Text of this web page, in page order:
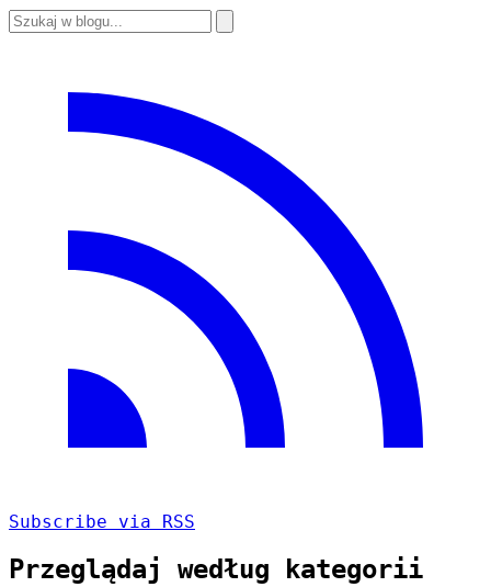
Subscribe via RSS
Przeglądaj według kategorii